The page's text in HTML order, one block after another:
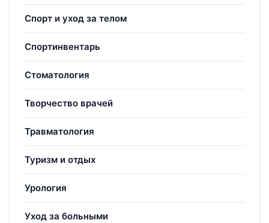
Спорт и уход за телом
Спортинвентарь
Стоматология
Творчество врачей
Травматология
Туризм и отдых
Урология
Уход за больными